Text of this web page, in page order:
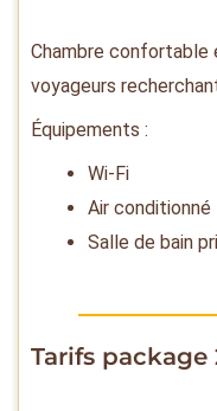
Chambre confortable
voyageurs
Équipements :
Wi-Fi
Air conditionné
Salle de bain
Tarifs package